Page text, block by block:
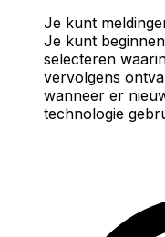
Je kunt
Je kunt
selecteren
vervolgens
wanneer er
technologie